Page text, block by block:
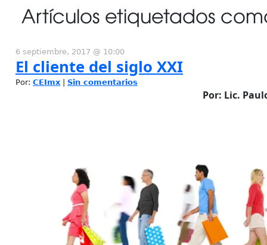
Artículos etiquetados
6 septiembre, 2017 @ 10:00
El cliente del siglo XXI
Por: CEImx Sin comentarios
Por: Lic.